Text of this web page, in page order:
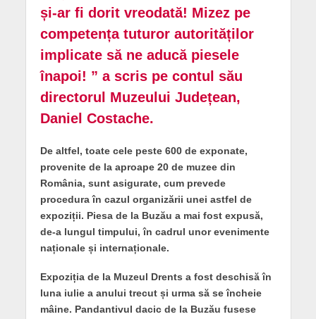
și-ar fi dorit vreodată! Mizez pe
competența tuturor autorităților
implicate să ne aducă piesele
înapoi! ” a scris pe contul său
directorul Muzeului Județean,
Daniel Costache.
De altfel, toate cele peste 600 de exponate,
provenite de la aproape 20 de muzee din
România, sunt asigurate, cum prevede
procedura în cazul organizării unei astfel de
expoziții. Piesa de la Buzău a mai fost expusă,
de-a lungul timpului, în cadrul unor evenimente
naționale și internaționale.
Expoziția de la Muzeul Drents a fost deschisă în
luna iulie a anului trecut și urma să se încheie
mâine. Pandantivul dacic de la Buzău fusese